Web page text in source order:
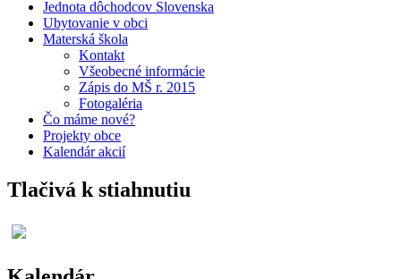
Jednota dôchodcov Slovenska
Ubytovanie v obci
Materská škola
Kontakt
Všeobecné informácie
Zápis do MŠ r. 2015
Fotogaléria
Čo máme nové?
Projekty obce
Kalendár akcií
Tlačivá k stiahnutiu